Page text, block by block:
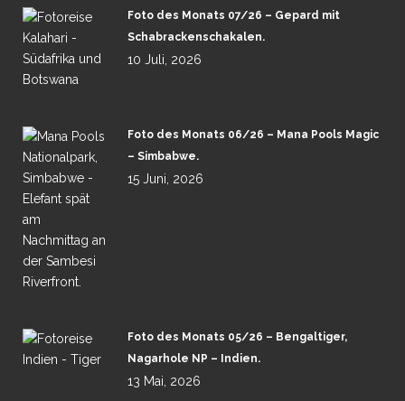
Foto des Monats 07/26 – Gepard mit
Schabrackenschakalen.
10 Juli, 2026
Foto des Monats 06/26 – Mana Pools Magic
– Simbabwe.
15 Juni, 2026
Foto des Monats 05/26 – Bengaltiger,
Nagarhole NP – Indien.
13 Mai, 2026